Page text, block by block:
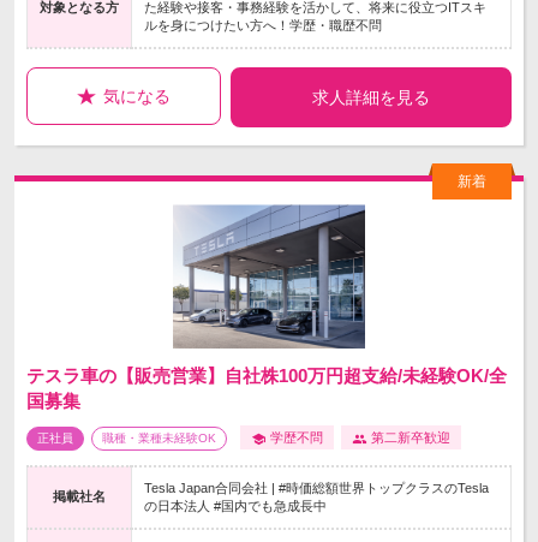
対象となる方
た経験や接客・事務経験を活かして、将来に役立つITスキ
ルを身につけたい方へ！学歴・職歴不問
気になる 求人詳細を見る
テスラ車の【販売営業】自社株100万円超支給/未経験OK/全
国募集
正社員 職種・業種未経験OK 学歴不問 第二新卒歓迎
掲載社名
Tesla Japan合同会社 | #時価総額世界トップクラスのTesla
の日本法人 #国内でも急成長中